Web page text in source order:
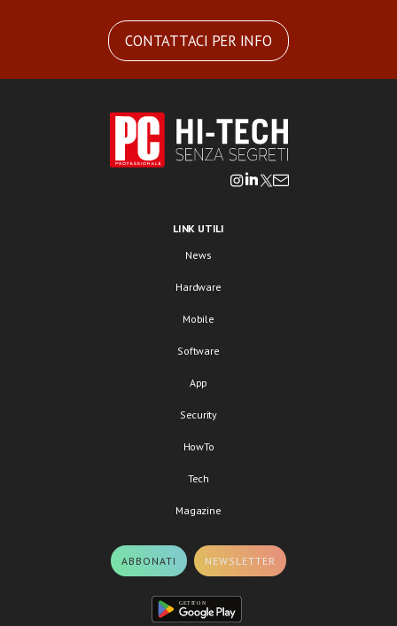
CONTATTACI PER INFO
LINK UTILI
News
Hardware
Mobile
Software
App
Security
HowTo
Tech
Magazine
ABBONATI NEWSLETTER